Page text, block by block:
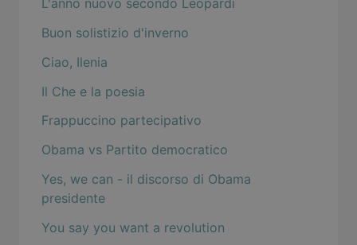
L'anno nuovo secondo Leopardi
Buon solistizio d'inverno
Ciao, Ilenia
Il Che e la poesia
Frappuccino partecipativo
Obama vs Partito democratico
Yes, we can - il discorso di Obama
presidente
You say you want a revolution